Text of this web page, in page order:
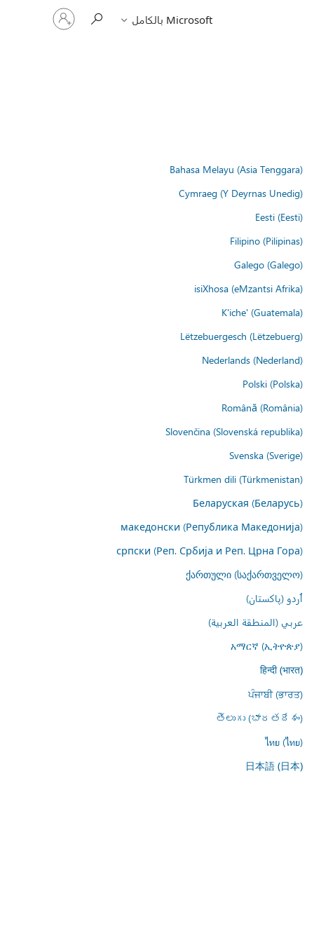
Microsoft بالكامل
تسجيل
الدخول
إلى
Bahasa Melayu (Asia Tenggara)
Cymraeg (Y Deyrnas Unedig)
Eesti (Eesti)
Filipino (Pilipinas)
Galego (Galego)
isiXhosa (eMzantsi Afrika)
K'iche' (Guatemala)
Lëtzebuergesch (Lëtzebuerg)
Nederlands (Nederland)
Polski (Polska)
Română (România)
Slovenčina (Slovenská republika)
Svenska (Sverige)
Türkmen dili (Türkmenistan)
Беларуская (Беларусь)
македонски (Република Македонија)
српски (Реп. Србија и Реп. Црна Гора)
ქართული (საქართველო)
اُردو (پاکستان)
عربي (المنطقة العربية)
አማርኛ (ኢትዮጵያ)
हिन्दी (भारत)
ਪੰਜਾਬੀ (ਭਾਰਤ)
తెలుగు (భారతదేశం)
ไทย (ไทย)
日本語 (日本)